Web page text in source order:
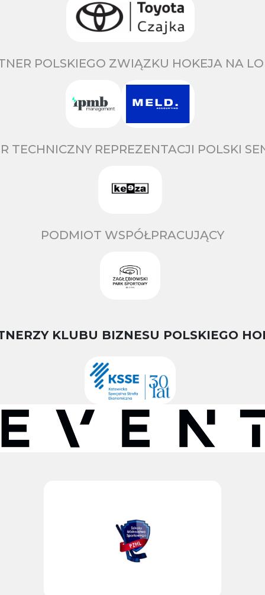
POLSKIEGO ZWIĄZKU HOKEJA NA
TECHNICZNY REPREZENTACJI POLSKI
PODMIOT WSPÓŁPRACUJĄCY
KLUBU BIZNESU POLSKIEGO